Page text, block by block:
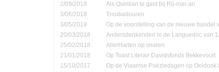
2/09/2018
Als Quirilian te gast bij Rij-mar-an
3/06/2018
Troubadouren
3/05/2018
Op de voorstelling van de nieuwe bundel
20/03/2018
Andersdenkenden in de Languedoc van
25/02/2018
AllerHarten op snaren
21/01/2018
Op Toast Literair Davidsfonds Bekkevoort
15/10/2017
Op de Vlaamse Poëziedagen op